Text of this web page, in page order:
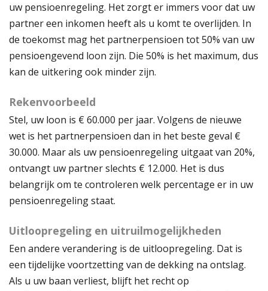
uw pensioenregeling. Het zorgt er immers voor dat uw
partner een inkomen heeft als u komt te overlijden. In
de toekomst mag het partnerpensioen tot 50% van uw
pensioengevend loon zijn. Die 50% is het maximum, dus
kan de uitkering ook minder zijn.
Rekenvoorbeeld
Stel, uw loon is € 60.000 per jaar. Volgens de nieuwe
wet is het partnerpensioen dan in het beste geval €
30.000. Maar als uw pensioenregeling uitgaat van 20%,
ontvangt uw partner slechts € 12.000. Het is dus
belangrijk om te controleren welk percentage er in uw
pensioenregeling staat.
Uitloopregeling en uitruilmogelijkheden
Een andere verandering is de uitloopregeling. Dat is
een tijdelijke voortzetting van de dekking na ontslag.
Als u uw baan verliest, blijft het recht op